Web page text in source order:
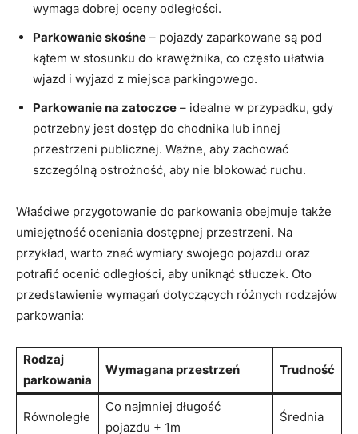
wymaga dobrej oceny odległości.
Parkowanie skośne – pojazdy zaparkowane są pod
kątem w stosunku do krawężnika, co często ułatwia
wjazd i wyjazd z miejsca parkingowego.
Parkowanie na zatoczce – idealne w przypadku, gdy
potrzebny jest dostęp do chodnika lub innej
przestrzeni publicznej. Ważne, aby zachować
szczególną ostrożność, aby nie blokować ruchu.
Właściwe przygotowanie do parkowania obejmuje także
umiejętność oceniania dostępnej przestrzeni. Na
przykład, warto znać wymiary swojego pojazdu oraz
potrafić ocenić odległości, aby uniknąć stłuczek. Oto
przedstawienie wymagań dotyczących różnych rodzajów
parkowania:
Rodzaj
parkowania
Wymagana przestrzeń Trudność
Równoległe
Co najmniej długość
pojazdu + 1m
Średnia